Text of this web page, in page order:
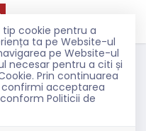
tip cookie pentru a
ta pe Website-ul
pe Website-ul
necesar pentru a citi și
Prin continuarea
acceptarea
Politicii de